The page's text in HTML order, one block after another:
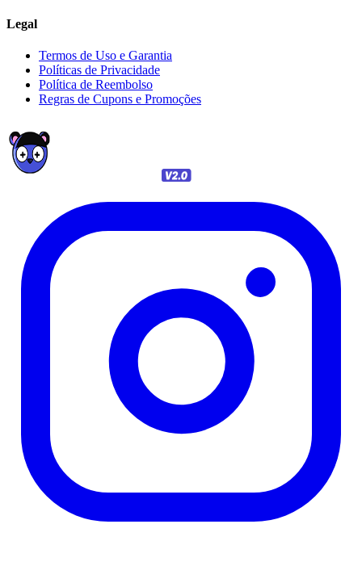
Legal
Termos de Uso e Garantia
Políticas de Privacidade
Política de Reembolso
Regras de Cupons e Promoções